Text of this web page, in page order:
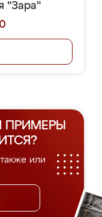
"Зара"
ПРИМЕРЫ
или